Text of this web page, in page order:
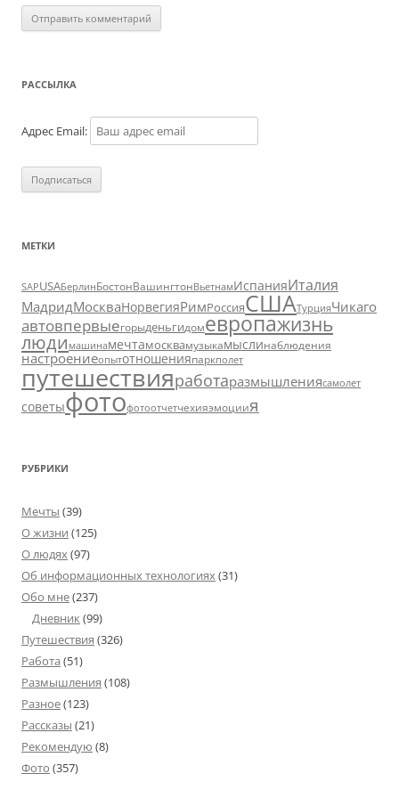
РАССЫЛКА
Адрес Email:
МЕТКИ
SAPUSAБерлинБостонВашингтонВьетнамИспанияИталия
МадридМоскваНорвегияРимРоссияСШАТурцияЧикаго
автовпервыегорыденьгидомевропажизнь
люди машинамечтамосквамузыкамыслинаблюдения
настроениеопытотношенияпаркполет
путешествияработаразмышлениясамолет
советыфотофотоотчетчехияэмоциия
РУБРИКИ
Мечты (39)
О жизни (125)
О людях(97)
Об информационных технологиях(31)
Обо мне(237)
Дневник(99)
Путешествия (326)
Работа (51)
Размышления (108)
Разное(123)
Рассказы (21)
Рекомендую (8)
Фото (357)